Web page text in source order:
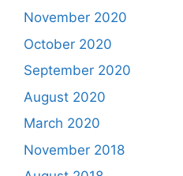
November 2020
October 2020
September 2020
August 2020
March 2020
November 2018